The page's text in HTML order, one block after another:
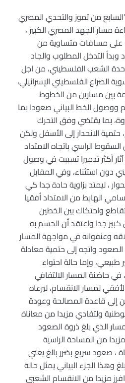
من تموز والتحدي المصري
مسار الجهد المصري الكبير ،
على مسافات متساوية من
وبدأ التدخل المطلوب والجاد
الشعب الفلسطيني، من اجل
الصراع الفلسطيني الإسرائيلي،
بين مسارين من الخطوط
ووصول الخط البياني صعودا بما
بما يقتضي وفق التحرك
حتمية الانحدار إلى الأسفل ولكن
الراسي باتجاه الامتداد
أكثر تدميرا تسببت في وصول
دون استثناء، وفي المقابل
، ليمتد بزاوية حادة جدا كي
الهابط من الامتداد أفقيا
تقاطع واحتكاك بين الخطين
كبير جدا واعتقد أن الحسم به
وعنفوانه في مواجهة المسار
واتجه إلى حتمية معادلة
طبيعي، وإما حالة احتواء
حاضنة المسار الالتفافي
لمسار الانقسام، ليرعاه
قاعدة المصالحة وعودة
ولتفادي مزيدا من معاناة
الذي بلغ ذروة الصعود
من المساحة الراسية
صعود سريع بضرر بالغ يعني
وهذا الجزء البياني يمثل حالة
مزيدا من الانقسام الشعبي